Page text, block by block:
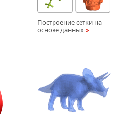
Построение сетки на
основе данных